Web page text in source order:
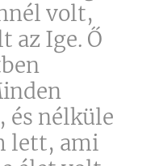
volt,
az Ige. Ő
és nélküle
lett, ami